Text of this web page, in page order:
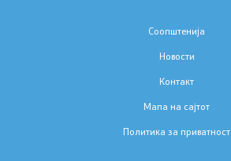
Соопштенија
Новости
Контакт
Мапа на сајтот
Политика за приватност